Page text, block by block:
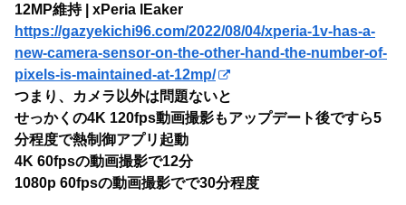
12MP維持 | xPeria lEaker
https://gazyekichi96.com/2022/08/04/xperia-1v-has-a-
new-camera-sensor-on-the-other-hand-the-number-of-
pixels-is-maintained-at-12mp/
つまり、カメラ以外は問題ないと
せっかくの4K 120fps動画撮影もアップデート後ですら5
分程度で熱制御アプリ起動
4K 60fpsの動画撮影で12分
1080p 60fpsの動画撮影でで30分程度